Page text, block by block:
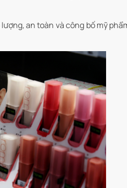
an toàn và công bố mỹ